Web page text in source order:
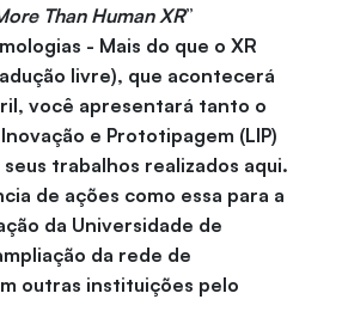
Than Human XR”
- Mais do que o XR
livre), que acontecerá
você apresentará tanto o
e Prototipagem (LIP)
trabalhos realizados aqui.
de ações como essa para a
da Universidade de
da rede de
outras instituições pelo